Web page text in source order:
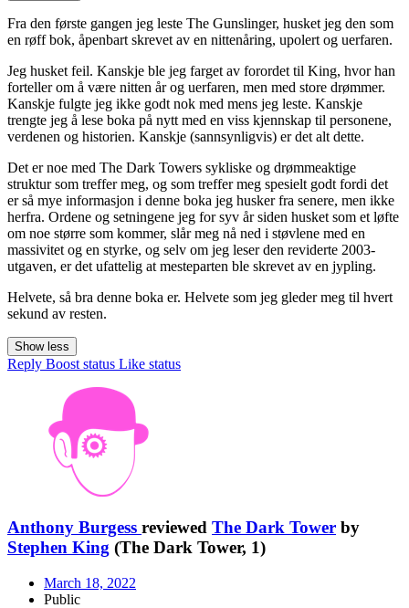
Fra den første gangen jeg leste The Gunslinger, husket jeg den som
en røff bok, åpenbart skrevet av en nittenåring, upolert og uerfaren.
Jeg husket feil. Kanskje ble jeg farget av forordet til King, hvor han
forteller om å være nitten år og uerfaren, men med store drømmer.
Kanskje fulgte jeg ikke godt nok med mens jeg leste. Kanskje
trengte jeg å lese boka på nytt med en viss kjennskap til personene,
verdenen og historien. Kanskje (sannsynligvis) er det alt dette.
Det er noe med The Dark Towers sykliske og drømmeaktige
struktur som treffer meg, og som treffer meg spesielt godt fordi det
er så mye informasjon i denne boka jeg husker fra senere, men ikke
herfra. Ordene og setningene jeg for syv år siden husket som et løfte
om noe større som kommer, slår meg nå ned i støvlene med en
massivitet og en styrke, og selv om jeg leser den reviderte 2003-
utgaven, er det ufattelig at mesteparten ble skrevet av en jypling.
Helvete, så bra denne boka er. Helvete som jeg gleder meg til hvert
sekund av resten.
Show less
Reply Boost status Like status
Anthony Burgess reviewed The Dark Tower by
Stephen King (The Dark Tower, 1)
March 18, 2022
Public